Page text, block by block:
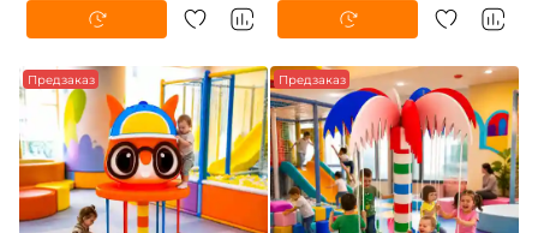
Предзаказ Предзаказ